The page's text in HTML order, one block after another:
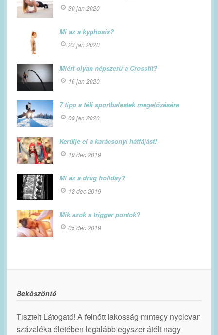
30 jan 2020
Mi az a kyphosis?
23 jan 2020
Miért olyan népszerű a Crossfit?
16 jan 2020
7 tipp a téli sportbalestek megelőzésére
09 jan 2020
Kerülje el a karácsonyi hátfájást!
19 dec 2019
Mi az a drug holiday?
12 dec 2019
Mik azok a trigger pontok?
05 dec 2019
Beköszöntő
Tisztelt Látogató! A felnőtt lakosság mintegy nyolcvan
százaléka életében legalább egyszer átélt nagy